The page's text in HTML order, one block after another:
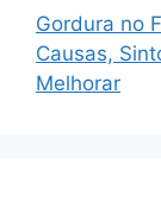
Gordura no
Causas,
Melhorar